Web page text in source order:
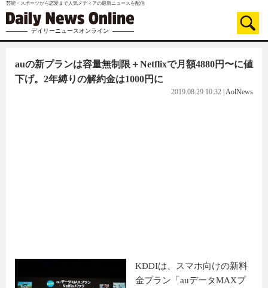
芸能・スポーツから恋愛まで人気メディアの最新ニュースを配信
デイリーニュースオンライン
auの新プランは容量無制限＋Netflixで月額4880円〜に値
下げ。2年縛りの解約金は1000円に
2019.08.29 10:32 AolNews
KDDIは、スマホ向けの新料
金プラン「auデータMAXプ